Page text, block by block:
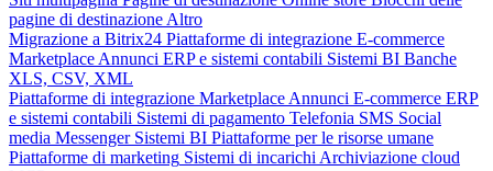
pagine di destinazione Altro
Migrazione a Bitrix24 Piattaforme di integrazione E-commerce
Marketplace Annunci ERP e sistemi contabili Sistemi BI Banche
XLS, CSV, XML
Piattaforme di integrazione Marketplace Annunci E-commerce ERP
e sistemi contabili Sistemi di pagamento Telefonia SMS Social
media Messenger Sistemi BI Piattaforme per le risorse umane
Piattaforme di marketing Sistemi di incarichi Archiviazione cloud